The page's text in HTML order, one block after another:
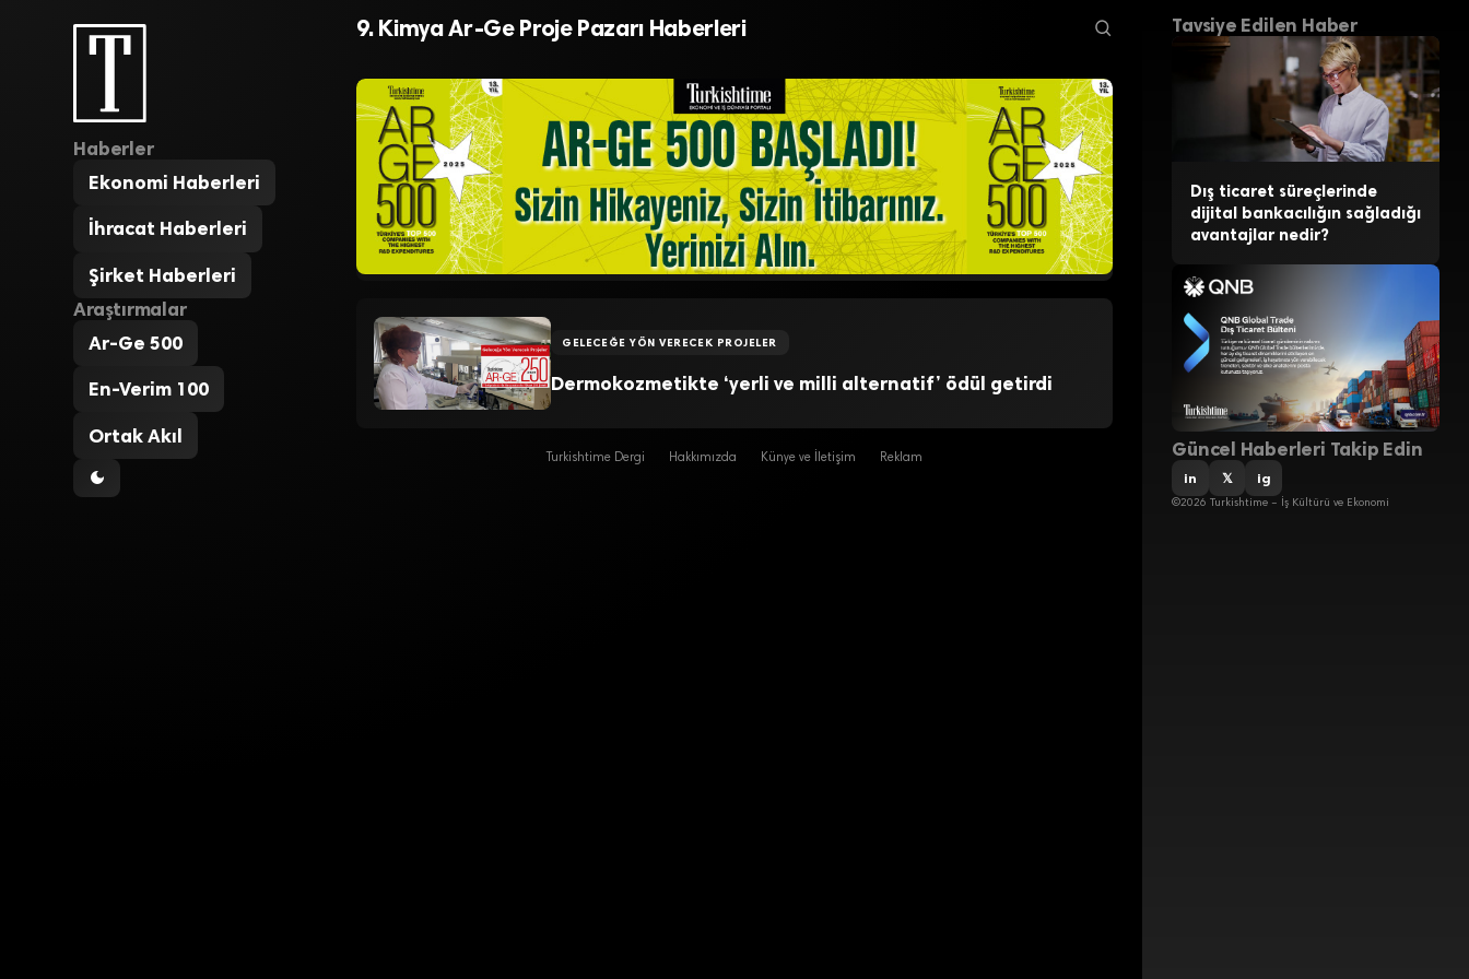
Haberler
Ekonomi Haberleri
İhracat Haberleri
Şirket Haberleri
Araştırmalar
Ar-Ge 500
En-Verim 100
Ortak Akıl
9. Kimya Ar-Ge Proje Pazarı Haberleri
Çevreci yaklaşım başarıyı getirdi
GELECEĞE YÖN VERECEK PROJELER
Dermokozmetikte ‘yerli ve milli alternatif’ ödül getirdi
Turkishtime Dergi Hakkımızda Künye ve İletişim Reklam
Tavsiye Edilen Haber
Dış ticaret süreçlerinde
dijital bankacılığın sağladığı
avantajlar nedir?
Güncel Haberleri Takip Edin
in 𝕏 ig
©2026 Turkishtime – İş Kültürü ve Ekonomi